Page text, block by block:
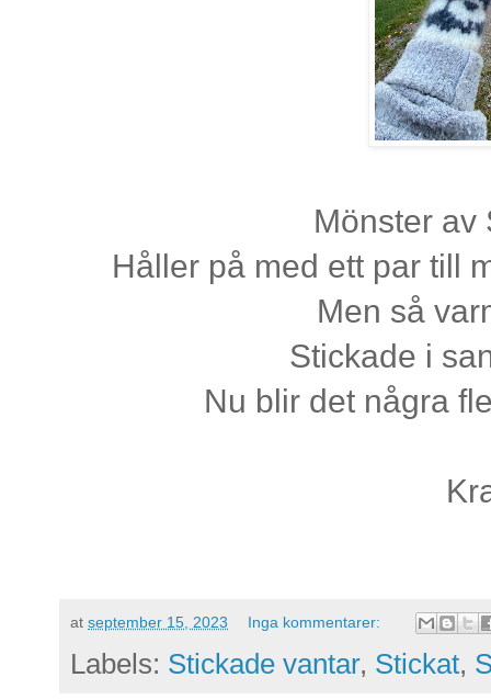
Mönster av
Håller på med ett par till
Men så
Stickade i
Nu blir det några
at september 15, 2023 Inga kommentarer:
Labels: Stickade vantar, Stickat,